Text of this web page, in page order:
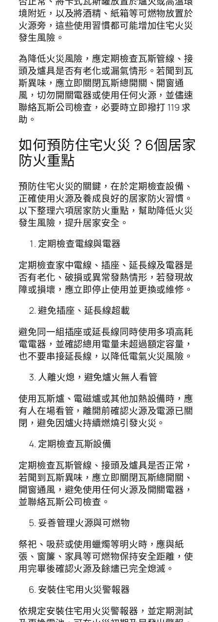
境附近，以及將酒精、紙箱等可燃物放置於
火源旁，這些使用習慣都可能增加住宅火災
發生風險。
為降低火災風險，應定期檢查瓦斯管線、接
頭及爐具是否有老化或漏氣情形。若聞到瓦
斯異味，應立即關閉瓦斯總開關、開窗通
風，切勿開關電器或使用任何火源，並儘速
聯絡瓦斯公司檢查，必要時立即撥打 119 求
助。
如何預防住宅火災？6個居家
防火重點
預防住宅火災的關鍵，在於定期檢查設備、
正確使用火源及養成良好的居家防火習慣。
以下整理六項居家防火重點，幫助降低火災
發生風險，提升居家安全。
定期檢查電線與電器
定期檢查家中電線、插座、延長線及電器是
否有老化、破損或異常發熱情形，若發現故
障或損壞，應立即停止使用並更換或維修。
避免插座、延長線超載
避免同一組插座或延長線同時使用多項高耗
電電器，並確認總用電量未超過額定容量，
也不要串接延長線，以降低電氣火災風險。
人離火熄，避免爐火無人看管
使用瓦斯爐、電磁爐或其他加熱設備時，應
有人在場看管，離開前確認火源及電源已關
閉，避免因爐火持續燃燒引發火災。
定期檢查瓦斯設備
定期檢查瓦斯管線、接頭及爐具是否正常，
若聞到瓦斯異味，應立即關閉瓦斯總開關、
開窗通風，避免使用任何火源及開關電器，
並聯絡瓦斯公司檢查。
妥善管理火源與可燃物
祭祀、吸菸或使用蠟燭等明火時，應與紙
張、窗簾、家具等可燃物保持安全距離，使
用完畢後確認火源及餘燼已完全熄滅。
安裝住宅用火災警報器
依規定安裝住宅用火災警報器，並定期測試